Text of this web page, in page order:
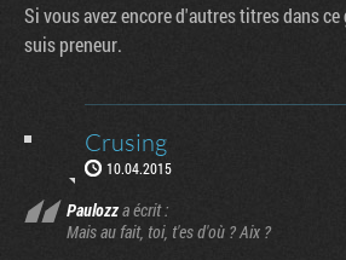
Si vous avez encore d'autres titres dans ce
suis preneur.
Crusing
10.04.2015
Paulozza écrit :
Mais au fait, toi, t'es d'où ? Aix ?